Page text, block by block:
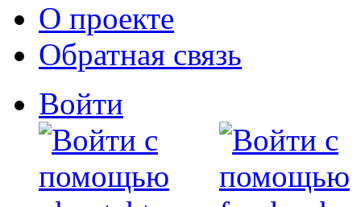
О проекте
Обратная связь
Войти